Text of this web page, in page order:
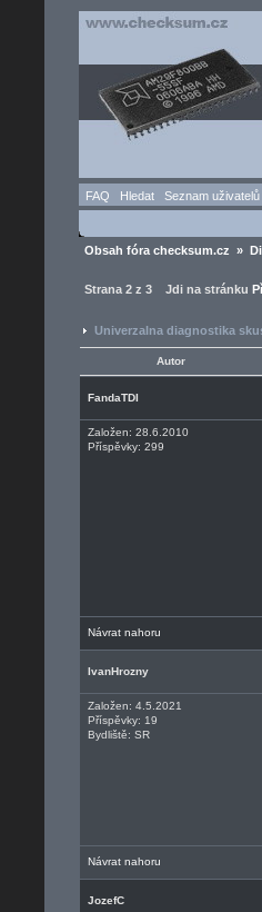
FAQ Hledat Seznam uživatelů
Obsah fóra checksum.cz »
Strana 2 z 3 Jdi na stránku
Univerzalna diagnostika
Autor
FandaTDI
Založen: 28.6.2010
Příspěvky: 299
Návrat nahoru
IvanHrozny
Založen: 4.5.2021
Příspěvky: 19
Bydliště: SR
Návrat nahoru
JozefC